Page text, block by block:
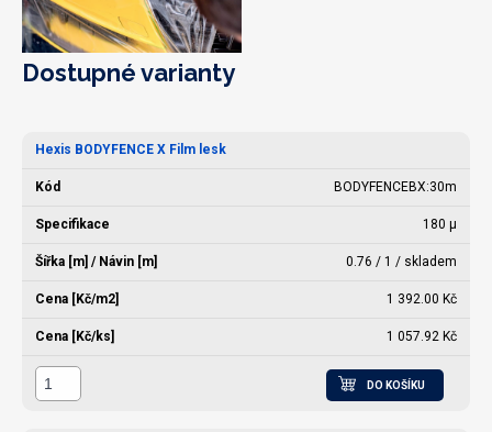
Dostupné varianty
Hexis BODYFENCE X Film lesk
BODYFENCEBX:30m
180 µ
0.76 / 1 / skladem
1 392.00 Kč
1 057.92 Kč
DO KOŠÍKU